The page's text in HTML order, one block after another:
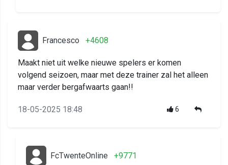
Francesco +4608
Maakt niet uit welke nieuwe spelers er komen
volgend seizoen, maar met deze trainer zal het alleen
maar verder bergafwaarts gaan!!
18-05-2025 18:48 6
FcTwenteOnline +9771